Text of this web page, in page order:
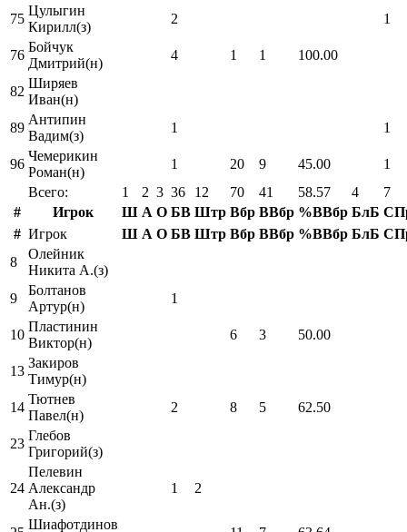
Всего: 1 2 3 36 12 70 41 58.57 4
7
#
Игрок Ш А О БВ Штр Вбр ВВбр %ВВбр БлБ
75
Цулыгин
Кирилл(з)
2 1
76
Бойчук
Дмитрий(н)
4 1 1 100.00
82
Ширяев
Иван(н)
89
Антипин
Вадим(з)
1 1
96
Чемерикин
Роман(н)
1 20 9 45.00 1
# Игрок Ш А О БВ Штр Вбр ВВбр %ВВбр БлБ
8
Олейник
Никита А.(з)
9
Болтанов
Артур(н)
1
10
Пластинин
Виктор(н)
6 3 50.00
13
Закиров
Тимур(н)
14
Тютнев
Павел(н)
2 8 5 62.50
23
Глебов
Григорий(з)
24
Пелевин
Александр
Ан.(з)
1 2
Шиафотдинов